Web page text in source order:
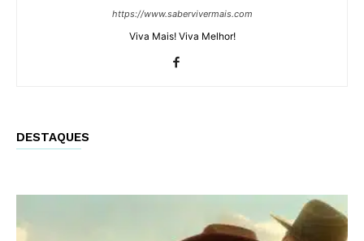
https://www.sabervivermais.com
Viva Mais! Viva Melhor!
DESTAQUES